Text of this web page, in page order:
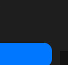
©2026